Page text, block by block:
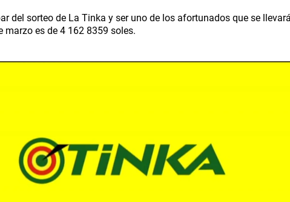
del sorteo de La Tinka y ser uno de los afortunados que se
marzo es de 4 162 8359 soles.